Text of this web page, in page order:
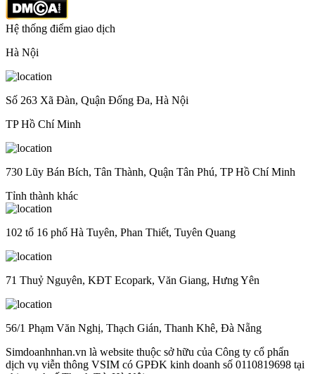
Hệ thống điểm giao dịch
Hà Nội
Số 263 Xã Đàn, Quận Đống Đa, Hà Nội
TP Hồ Chí Minh
730 Lũy Bán Bích, Tân Thành, Quận Tân Phú, TP Hồ Chí Minh
Tỉnh thành khác
102 tổ 16 phố Hà Tuyên, Phan Thiết, Tuyên Quang
71 Thuỷ Nguyên, KĐT Ecopark, Văn Giang, Hưng Yên
56/1 Phạm Văn Nghị, Thạch Gián, Thanh Khê, Đà Nẵng
Simdoanhnhan.vn là website thuộc sở hữu của Công ty cổ phẩn
dịch vụ viễn thông VSIM có GPĐK kinh doanh số 0110819698 tại